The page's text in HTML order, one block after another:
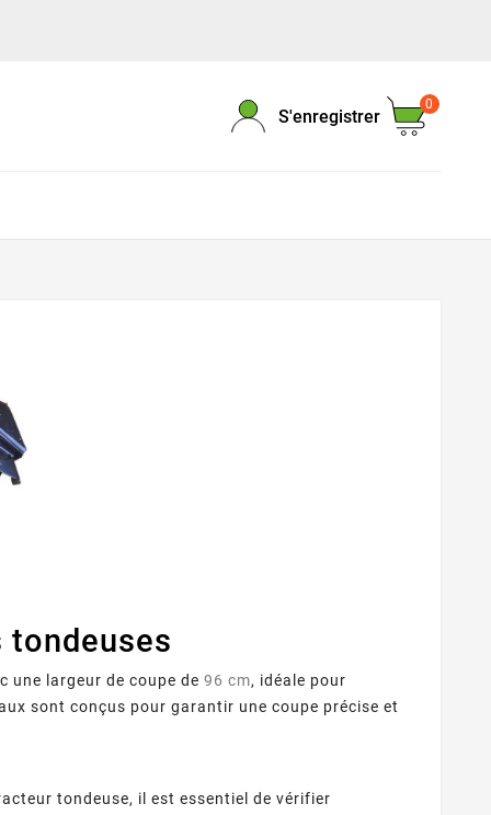
S'enregistrer
0
tondeuses
une largeur de coupe de96 cm, idéale pour
sont conçus pour garantir une coupe précise et
tondeuse, il est essentiel de vérifier